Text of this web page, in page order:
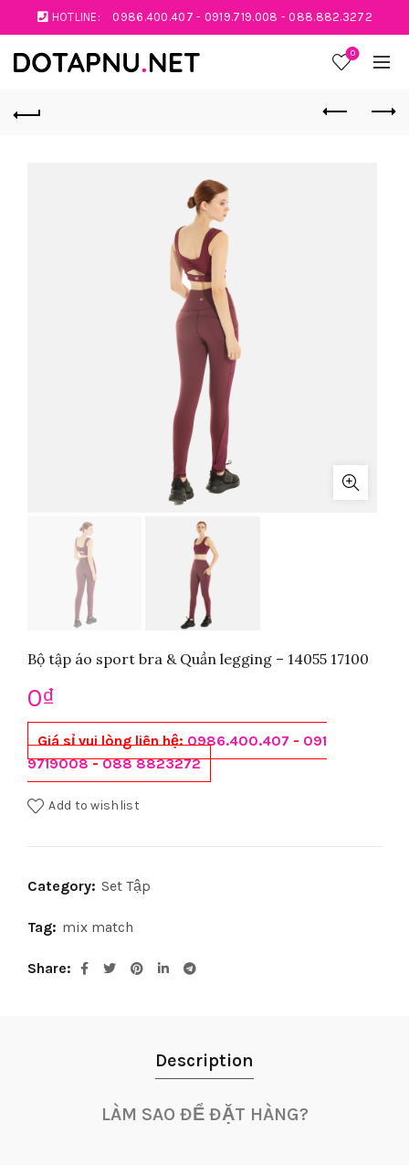
HOTLINE: 0986.400.407 - 0919.719.008 - 088.882.3272
0
Bộ tập áo sport bra & Quần legging – 14055 17100
0₫
Giá sỉ vui lòng liên hệ:0986.400.407 - 091
9719008-088 8823272
Add to wishlist
Category: Set Tập
Tag: mix match
Share
Description
LÀM SAO ĐỂ ĐẶT HÀNG?